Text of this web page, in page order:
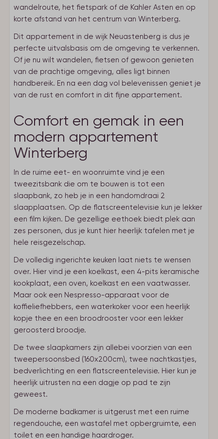
wandelroute, het fietspark of de Kahler Asten en op
korte afstand van het centrum van Winterberg.
Dit appartement in de wijk Neuastenberg is dus je
perfecte uitvalsbasis om de omgeving te verkennen.
Of je nu wilt wandelen, fietsen of gewoon genieten
van de prachtige omgeving, alles ligt binnen
handbereik. En na een dag vol belevenissen geniet je
van de rust en comfort in dit fijne appartement.
Comfort en gemak in een
modern appartement
Winterberg
In de ruime eet- en woonruimte vind je een
tweezitsbank die om te bouwen is tot een
slaapbank, zo heb je in een handomdraai 2
slaapplaatsen. Op de flatscreentelevisie kun je lekker
een film kijken. De gezellige eethoek biedt plek aan
zes personen, dus je kunt hier heerlijk tafelen met je
hele reisgezelschap.
De volledig ingerichte keuken laat niets te wensen
over. Hier vind je een koelkast, een 4-pits keramische
kookplaat, een oven, koelkast en een vaatwasser.
Maar ook een Nespresso-apparaat voor de
koffieliefhebbers, een waterkoker voor een heerlijk
kopje thee en een broodrooster voor een lekker
geroosterd broodje.
De twee slaapkamers zijn allebei voorzien van een
tweepersoonsbed (160x200cm), twee nachtkastjes,
bedverlichting en een flatscreentelevisie. Hier kun je
heerlijk uitrusten na een dagje op pad te zijn
geweest.
De moderne badkamer is uitgerust met een ruime
regendouche, een wastafel met opbergruimte, een
toilet en een handige haardroger.